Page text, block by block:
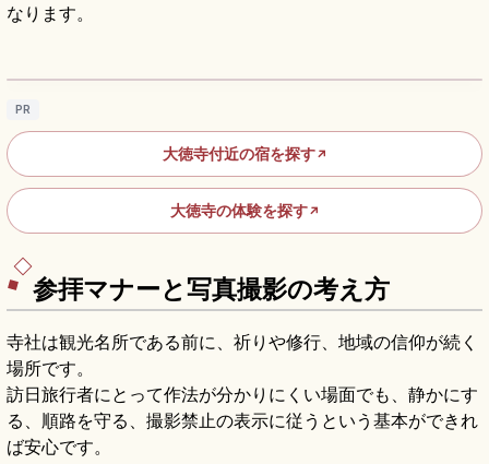
なります。
大徳寺｜京都紫野の臨済宗大本山、塔頭めぐ
PR
大徳寺付近の宿を探す↗
大徳寺の体験を探す↗
参拝マナーと写真撮影の考え方
寺社は観光名所である前に、祈りや修行、地域の信仰が続く
場所です。
訪日旅行者にとって作法が分かりにくい場面でも、静かにす
る、順路を守る、撮影禁止の表示に従うという基本ができれ
ば安心です。